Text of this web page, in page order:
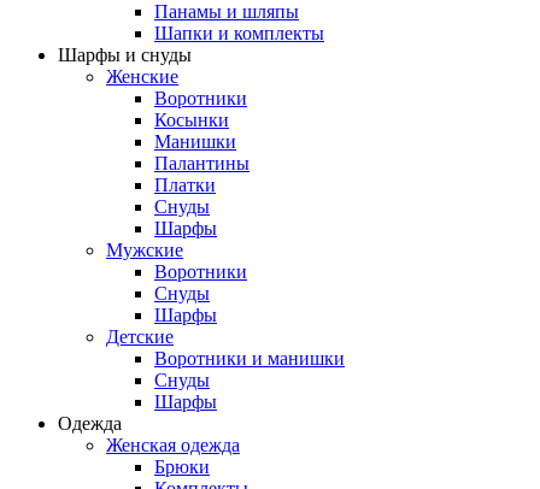
Панамы и шляпы
Шапки и комплекты
Шарфы и снуды
Женские
Воротники
Косынки
Манишки
Палантины
Платки
Снуды
Шарфы
Мужские
Воротники
Снуды
Шарфы
Детские
Воротники и манишки
Снуды
Шарфы
Одежда
Женская одежда
Брюки